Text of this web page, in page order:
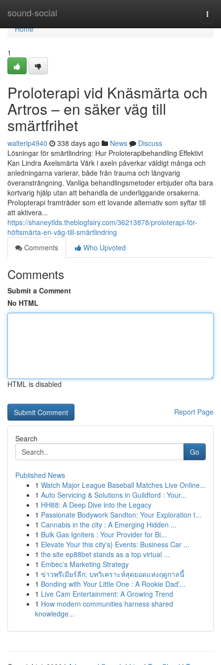
sound-social
Home
Home
1
Proloterapi vid Knäsmärta och
Artros – en säker väg till
smärtfrihet
walterip4940 338 days ago News
Discuss
Lösningar för smärtlindring: Hur Proloterapibehandling Effektivt
Kan Lindra Axelsmärta Värk i axeln påverkar väldigt många och
anledningarna varierar, både från trauma och långvarig
överansträngning. Vanliga behandlingsmetoder erbjuder ofta bara
kortvarig hjälp utan att behandla de underliggande orsakerna.
Prolopterapi framträder som ett lovande alternativ som syftar till
att aktivera...
https://shaneytlds.theblogfairy.com/36213878/proloterapi-för-
höftsmärta-en-väg-till-smärtlindring
Comments
Who Upvoted
Comments
Submit a Comment
No HTML
HTML is disabled
Report Page
Search
Go
Published News
1 Watch Major League Baseball Matches Live Online...
1 Auto Servicing & Solutions in Guildford : Your...
1 HH88: A Deep Dive into the Legacy
1 Passionate Bodywork Sandton: Your Exploration t...
1 Cannabis in the city : A Emerging Hidden ...
1 Bulk Gas Igniters : Your Provider for Bi...
1 Elevate Your this city's} Events: Business Car ...
1 the site ep88bet stands as a top virtual ...
1 Embec’s Marketing Strategy
1 ข่าวพรีเมียร์ลีก: บทวิเคราะห์สุดยอดแห่งฤดูกาลนี้
1 Bonding with Your Little One : A Rookie Dad'...
1 Live Cam Entertainment: A Growing Trend
1 How modern communities harness shared
knowledge...